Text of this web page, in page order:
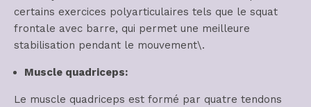
certains exercices polyarticulaires tels que le squat
frontale avec barre, qui permet une meilleure
stabilisation pendant le mouvement\.
Muscle quadriceps:
Le muscle quadriceps est formé par quatre tendons